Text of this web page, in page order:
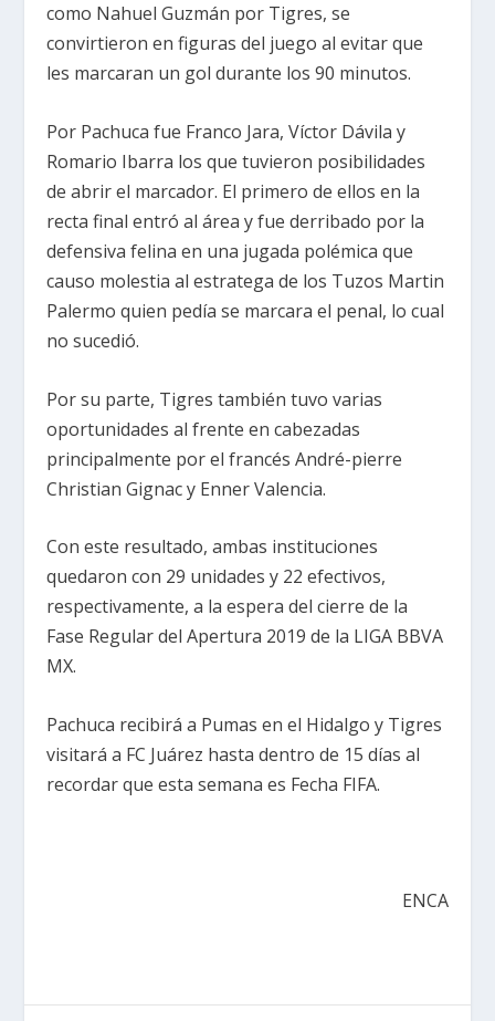
como Nahuel Guzmán por Tigres, se
convirtieron en figuras del juego al evitar que
les marcaran un gol durante los 90 minutos.
Por Pachuca fue Franco Jara, Víctor Dávila y
Romario Ibarra los que tuvieron posibilidades
de abrir el marcador. El primero de ellos en la
recta final entró al área y fue derribado por la
defensiva felina en una jugada polémica que
causo molestia al estratega de los Tuzos Martin
Palermo quien pedía se marcara el penal, lo cual
no sucedió.
Por su parte, Tigres también tuvo varias
oportunidades al frente en cabezadas
principalmente por el francés André-pierre
Christian Gignac y Enner Valencia.
Con este resultado, ambas instituciones
quedaron con 29 unidades y 22 efectivos,
respectivamente, a la espera del cierre de la
Fase Regular del Apertura 2019 de la LIGA BBVA
MX.
Pachuca recibirá a Pumas en el Hidalgo y Tigres
visitará a FC Juárez hasta dentro de 15 días al
recordar que esta semana es Fecha FIFA.
ENCA